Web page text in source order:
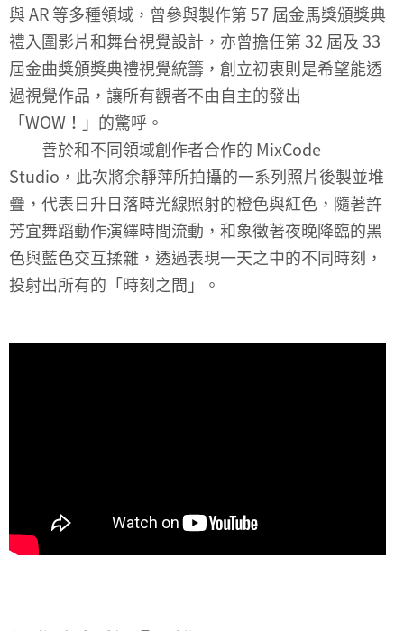
與 AR 等多種領域，曾參與製作第 57 屆金馬獎頒獎典
禮入圍影片和舞台視覺設計，亦曾擔任第 32 屆及 33
屆金曲獎頒獎典禮視覺統籌，創立初衷則是希望能透
過視覺作品，讓所有觀者不由自主的發出
「WOW！」的驚呼。
善於和不同領域創作者合作的 MixCode
Studio，此次將余靜萍所拍攝的一系列照片後製並堆
疊，代表日升日落時光線照射的橙色與紅色，隨著許
芳宜舞蹈動作演繹時間流動，和象徵著夜晚降臨的黑
色與藍色交互揉雜，透過表現一天之中的不同時刻，
投射出所有的「時刻之間」。